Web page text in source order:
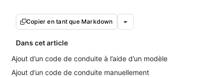
Copier en tant que Markdown
Dans cet article
Ajout d’un code de conduite à l’aide d’un modèle
Ajout d’un code de conduite manuellement